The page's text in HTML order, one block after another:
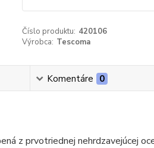
Číslo produktu: 420106
Výrobca: Tescoma
Komentáre 0
z prvotriednej nehrdzavejúcej